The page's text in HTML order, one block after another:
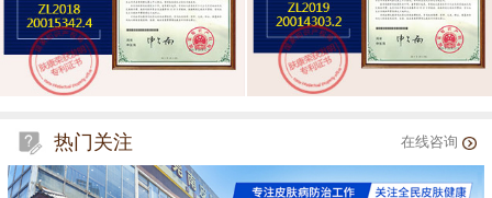
热门关注 在线咨询